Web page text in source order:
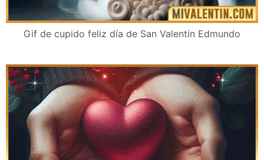
Gif de cupido feliz día de San Valentin Edmundo